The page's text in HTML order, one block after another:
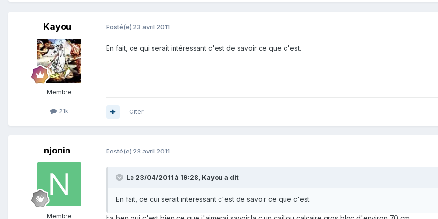
Kayou
Membre
21k
Posté(e) 23 avril 2011
En fait, ce qui serait intéressant c'est de savoir ce que c'est.
Citer
njonin
Membre
Posté(e) 23 avril 2011
Le 23/04/2011 à 19:28, Kayou a dit :
En fait, ce qui serait intéressant c'est de savoir ce que c'est.